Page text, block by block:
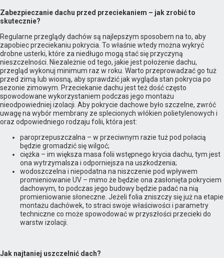
Zabezpieczanie dachu przed przeciekaniem – jak zrobić to
skutecznie?
Regularne przeglądy dachów są najlepszym sposobem na to, aby
zapobiec przeciekaniu pokrycia. To właśnie wtedy można wykryć
drobne usterki, które za niedługo mogą stać się przyczyną
nieszczelności. Niezależnie od tego, jakie jest położenie dachu,
przegląd wykonuj minimum raz w roku. Warto przeprowadzać go tuż
przed zimą lub wiosną, aby sprawdzić jak wygląda stan pokrycia po
sezonie zimowym. Przeciekanie dachu jest też dość często
spowodowane wykorzystaniem podczas jego montażu
nieodpowiedniej izolacji. Aby pokrycie dachowe było szczelne, zwróć
uwagę na wybór membrany ze splecionych włókien polietylenowych i
oraz odpowiedniego rodzaju folii, która jest:
paroprzepuszczalna – w przeciwnym razie tuż pod połacią
będzie gromadzić się wilgoć;
ciężka – im większa masa folii wstępnego krycia dachu, tym jest
ona wytrzymalsza i odporniejsza na uszkodzenia;
wodoszczelna i niepodatna na niszczenie pod wpływem
promieniowanie UV – mimo że będzie ona zasłonięta pokryciem
dachowym, to podczas jego budowy będzie padać na nią
promieniowanie słoneczne. Jeżeli folia zniszczy się już na etapie
montażu dachówek, to straci swoje właściwości i parametry
techniczne co może spowodować w przyszłości przecieki do
warstw izolacji.
Jak najtaniej uszczelnić dach?